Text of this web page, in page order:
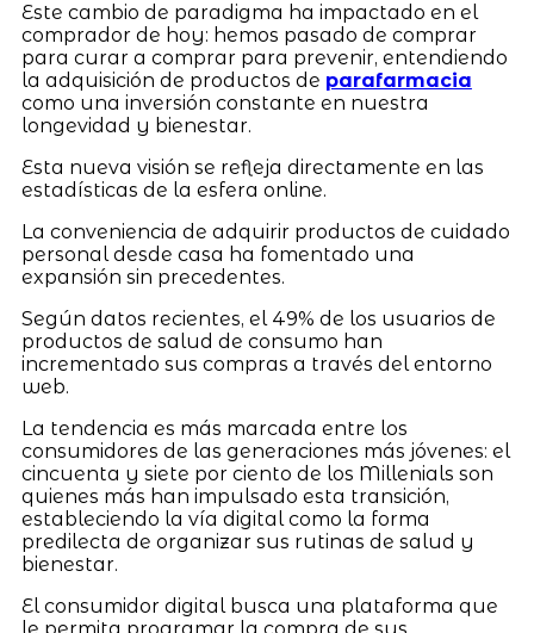
Este cambio de paradigma ha impactado en el
comprador de hoy: hemos pasado de comprar
para curar a comprar para prevenir, entendiendo
la adquisición de productos de parafarmacia
como una inversión constante en nuestra
longevidad y bienestar.
Esta nueva visión se refleja directamente en las
estadísticas de la esfera online.
La conveniencia de adquirir productos de cuidado
personal desde casa ha fomentado una
expansión sin precedentes.
Según datos recientes, el 49% de los usuarios de
productos de salud de consumo han
incrementado sus compras a través del entorno
web.
La tendencia es más marcada entre los
consumidores de las generaciones más jóvenes: el
cincuenta y siete por ciento de los Millenials son
quienes más han impulsado esta transición,
estableciendo la vía digital como la forma
predilecta de organizar sus rutinas de salud y
bienestar.
El consumidor digital busca una plataforma que